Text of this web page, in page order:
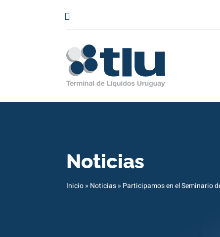
Noticias
Inicio» Noticias» Participamos en el Seminario